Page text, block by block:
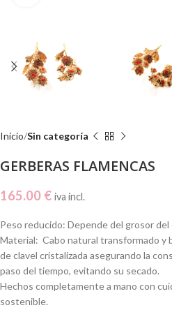
Inicio Sin categoría
GERBERAS FLAMENCAS
165.00 € iva incl.
Peso reducido: Depende del grosor
Material: Cabo natural transformado y
de clavel cristalizada asegurando la
paso del tiempo, evitando su secado.
Hechos completamente a mano con
sostenible.